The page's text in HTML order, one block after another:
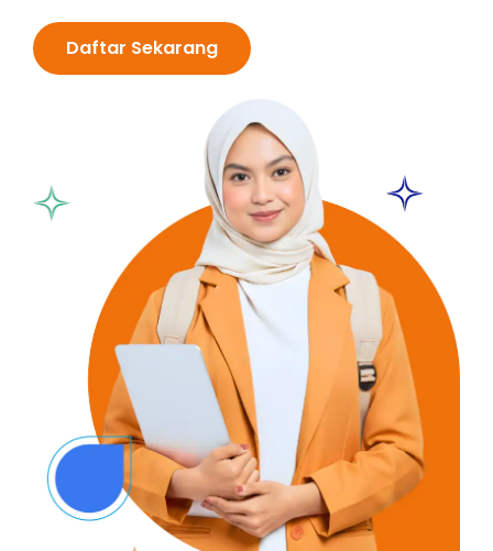
Daftar Sekarang